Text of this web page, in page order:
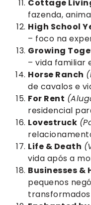
Cottage
fazenda,
High School
– foco na
Growing
– vida familiar
Horse Ranch
de cavalos e
For Rent
residencial
Lovestruck
Life & Death
vida após a
Businesses &
pequenos